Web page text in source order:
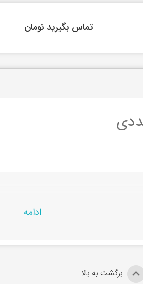
تماس بگیرید تومان
ادامه
برگشت به بالا